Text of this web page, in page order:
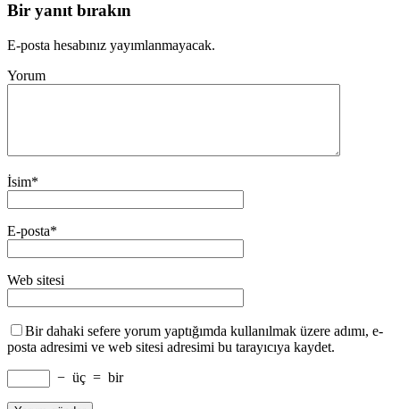
Bir yanıt bırakın
E-posta hesabınız yayımlanmayacak.
Yorum
İsim*
E-posta*
Web sitesi
Bir dahaki sefere yorum yaptığımda kullanılmak üzere adımı, e-
posta adresimi ve web sitesi adresimi bu tarayıcıya kaydet.
− üç = bir